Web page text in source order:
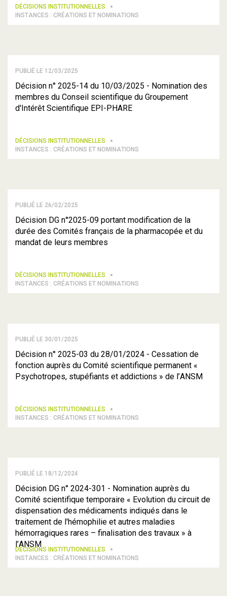
DÉCISIONS INSTITUTIONNELLES
INSTANCES : CRÉATIONS ET NOMINATIONS
PUBLIÉ LE 12/03/2025
Décision n° 2025-14 du 10/03/2025 - Nomination des
membres du Conseil scientifique du Groupement
d'Intérêt Scientifique EPI-PHARE
DÉCISIONS INSTITUTIONNELLES
INSTANCES : CRÉATIONS ET NOMINATIONS
PUBLIÉ LE 26/02/2025
Décision DG n°2025-09 portant modification de la
durée des Comités français de la pharmacopée et du
mandat de leurs membres
DÉCISIONS INSTITUTIONNELLES
INSTANCES : CRÉATIONS ET NOMINATIONS
PUBLIÉ LE 30/01/2025
Décision n° 2025-03 du 28/01/2024 - Cessation de
fonction auprès du Comité scientifique permanent «
Psychotropes, stupéfiants et addictions » de l’ANSM
DÉCISIONS INSTITUTIONNELLES
INSTANCES : CRÉATIONS ET NOMINATIONS
PUBLIÉ LE 18/12/2024
Décision DG n° 2024-301 - Nomination auprès du
Comité scientifique temporaire « Evolution du circuit de
dispensation des médicaments indiqués dans le
traitement de l'hémophilie et autres maladies
hémorragiques rares – finalisation des travaux » à
l’ANSM
DÉCISIONS INSTITUTIONNELLES
INSTANCES : CRÉATIONS ET NOMINATIONS